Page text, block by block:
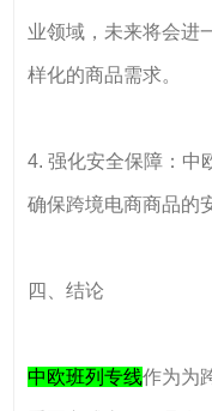
业领域，未来将会进
样化的商品需求。
4. 强化安全保障：中
确保跨境电商商品的
四、结论
中欧班列专线作为为